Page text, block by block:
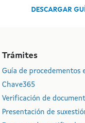
ELECTRÓNICAS
REXISTRO
ELECTRÓNICO
XERAL
DE
APODERAMENTOS
DESCARGAR
Trámites
Guía de procedementos
Chave365
Verificación de
Presentación de